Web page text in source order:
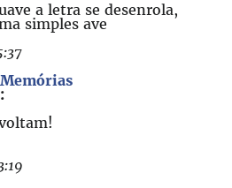
a letra se desenrola,
simples ave
Memórias